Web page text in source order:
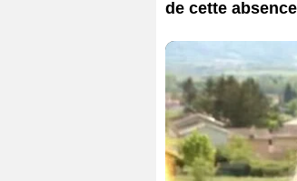
de cette